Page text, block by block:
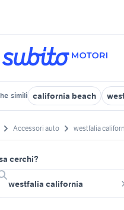
simili california beach
Accessori auto westfalia
cerchi?